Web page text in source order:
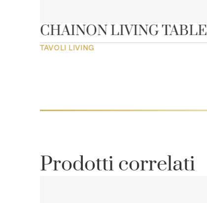
CHAINON LIVING TABLE
TAVOLI LIVING
Prodotti correlati